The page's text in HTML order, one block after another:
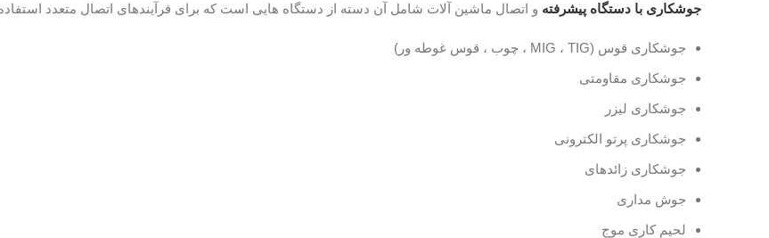
جوشکاری با دستگاه پیشرفته و اتصال ماشین آلات شامل آن دسته از دستگاه هایی است که برای فرآیندهای اتصال متعدد
جوشکاری قوس (MIG ، TIG ، چوب ، قوس غوطه ور)
جوشکاری مقاومتی
جوشکاری لیزر
جوشکاری پرتو الکترونی
جوشکاری زائدهای
جوش مداری
لحیم کاری موج